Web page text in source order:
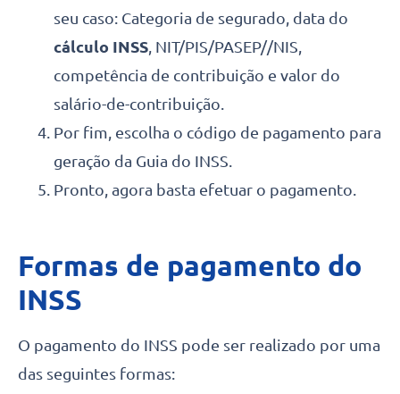
seu caso: Categoria de segurado, data do
cálculo INSS, NIT/PIS/PASEP//NIS,
competência de contribuição e valor do
salário-de-contribuição.
Por fim, escolha o código de pagamento para
geração da Guia do INSS.
Pronto, agora basta efetuar o pagamento.
Formas de pagamento do
INSS
O pagamento do INSS pode ser realizado por uma
das seguintes formas: